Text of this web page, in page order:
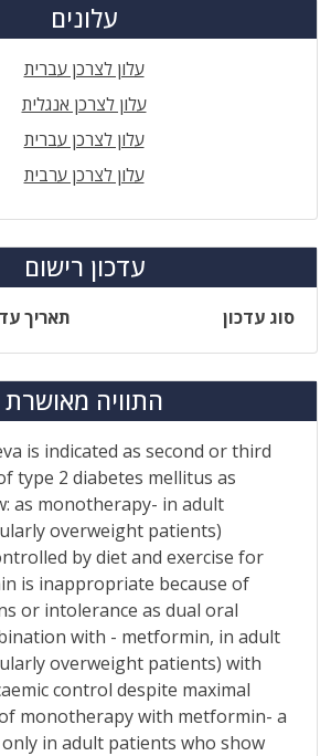
עלונים
עלון לצרכן עברית
עלון לצרכן אנגלית
עלון לצרכן עברית
עלון לצרכן ערבית
עדכון רישום
סוג עדכון תאריך
התוויה מאושרת
is indicated as second or third
type 2 diabetes mellitus as
as monotherapy- in adult
overweight patients)
by diet and exercise for
is inappropriate because of
or intolerance as dual oral
with - metformin, in adult
overweight patients) with
control despite maximal
monotherapy with metformin- a
in adult patients who show